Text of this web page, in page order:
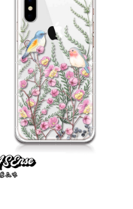
-
NT$ 219
NT$ 249
加入購物車
多